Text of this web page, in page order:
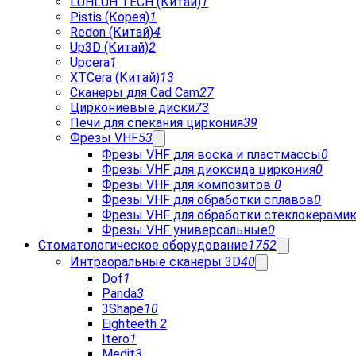
Pistis (Корея)1
Redon (Китай)4
Up3D (Китай)2
Upcera1
XTCera (Китай)13
Сканеры для Cad Cam27
Циркониевые диски73
Печи для спекания циркония39
Фрезы VHF53
Фрезы VHF для воска и пластмассы0
Фрезы VHF для диоксида циркония0
Фрезы VHF для композитов 0
Фрезы VHF для обработки сплавов0
Фрезы VHF для обработки
Фрезы VHF универсальные0
Стоматологическое оборудование1752
Интраоральные сканеры 3D40
Dof1
Panda3
3Shape10
Eighteeth 2
Itero1